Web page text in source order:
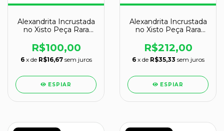
Alexandrita Incrustada
no Xisto Peça Rara
R$100,00
6 x de R$16,67 sem juros
ESPIAR
Alexandrita Incrustada
no Xisto Peça Rara
R$212,00
6 x de R$35,33 sem juros
ESPIAR